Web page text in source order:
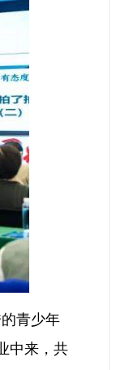
青少年
中来，共